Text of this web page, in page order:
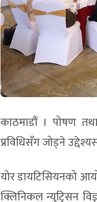
काठमाडौं । पोषण तथा
प्रविधिसँग जोड्ने
योर डायटिसियनको
क्लिनिकल न्युट्रिसन